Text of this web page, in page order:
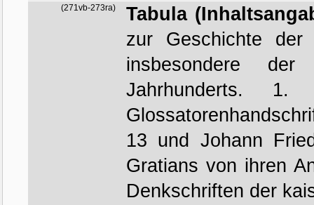
(271vb-273ra)
Tabula
zur Geschichte der
insbesondere der
Jahrhunderts. 1.
13 und Johann
Gratians von ihren
Denkschriften der